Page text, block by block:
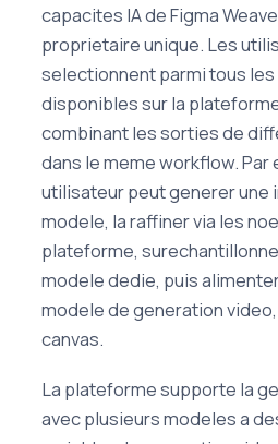
capacites IA de Figma
proprietaire unique. Les
selectionnent parmi tous
disponibles sur la
combinant les sorties de
dans le meme workflow. Par
utilisateur peut generer une
modele, la raffiner via les
plateforme,
modele dedie, puis
modele de generation
canvas.
La plateforme supporte la
avec plusieurs modeles a